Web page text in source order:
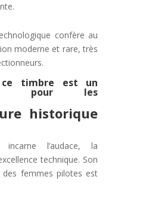
confère au
moderne et rare, très
ce timbre est un
pour les
historique
incarne l’audace, la
technique. Son
des femmes pilotes est